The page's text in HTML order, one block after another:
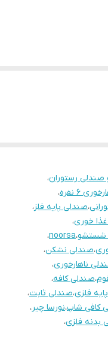
صندلی رستوران،
6 نفره
،
،صندلی پایه فلز،
خوری،
شستشو،noorsa،
،صندلی نشکن،
ناهارخوری،
،صندلی کافه،
فلزی،صندلی ثابت،
کافی شاپ،نورسا چیر،
بدنه فلزی،